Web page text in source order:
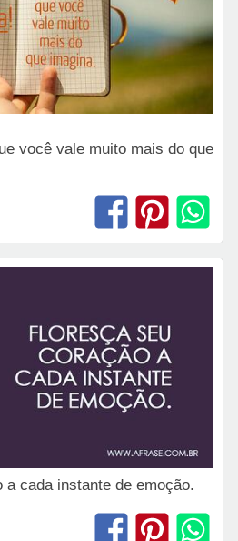
você vale muito mais do que
a cada instante de emoção.